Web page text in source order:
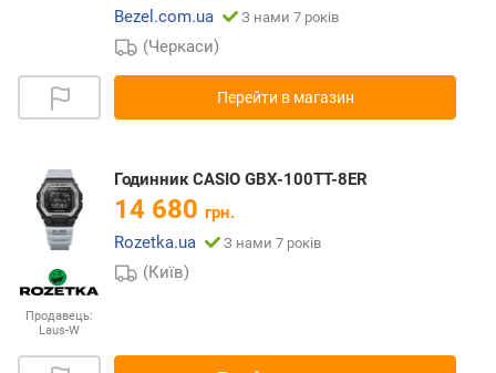
Bezel.com.ua
З нами 7 років
(Черкаси)
Перейти в магазин
Продавець:
Laus-W
Годинник CASIO GBX-100TT-8ER
14 680 грн.
Rozetka.ua
З нами 7 років
(Київ)